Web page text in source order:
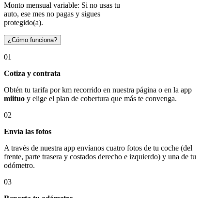
Monto mensual variable: Si no usas tu
auto, ese mes no pagas y sigues
protegido(a).
¿Cómo funciona?
01
Cotiza y contrata
Obtén tu tarifa por km recorrido en nuestra página o en la app
miituo y elige el plan de cobertura que más te convenga.
02
Envía las fotos
A través de nuestra app envíanos cuatro fotos de tu coche (del
frente, parte trasera y costados derecho e izquierdo) y una de tu
odómetro.
03